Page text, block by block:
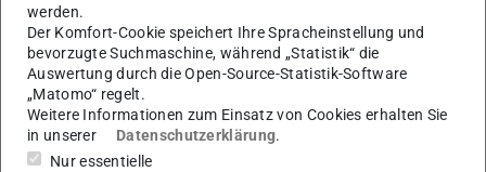
werden.
Der Komfort-Cookie speichert Ihre Spracheinstellung und
bevorzugte Suchmaschine, während „Statistik“ die
Auswertung durch die Open-Source-Statistik-Software
„Matomo“ regelt.
Weitere Informationen zum Einsatz von Cookies erhalten Sie
in unserer
Datenschutzerklärung.
Nur essentielle